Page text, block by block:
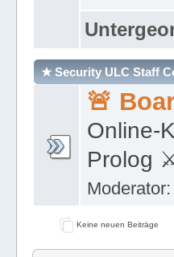
★ Security ULC Staff
🚨
Online-
Prolog
Moderator:
Keine neuen Beiträge